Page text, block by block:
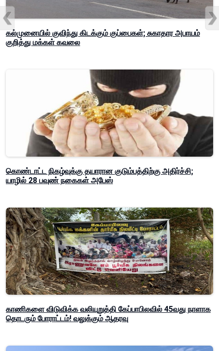
கல்முனையில் குவிந்து கிடக்கும் குப்பைகள்; சுகாதார அபாயம்
குறித்து மக்கள் கவலை
கொண்டாட்ட நிகழ்வுக்கு தயாரான குடும்பத்திற்கு அதிர்ச்சி;
யாழில் 28 பவுண் நகைகள் அபேஸ்
காணிகளை விடுவிக்க வலியுறுத்தி கேப்பாபிலவில் 45வது நாளாக
தொடரும் போராட்டம்! வலுக்கும் ஆதரவு